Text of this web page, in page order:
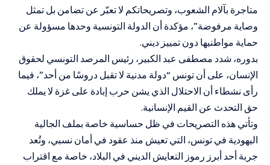
متاجرة بآلام الشعوب، وتصريحاتكم لا تعبّر عن تضامن بل تمثل
وصاية مرفوضة”، مؤكدة أن الدولة التونسية وحدها مسؤولة عن
حماية مواطنيها دون تمييز ديني.
بدوره، شدد مصطفى عبد الكبير، رئيس المرصد التونسي لحقوق
الإنسان، على أن تونس “دولة مدنية لا تقبل دروسًا من أحد”، فيما
رأى نشطاء أن الاحتلال الذي يشن حرب إبادة على غزة لا يملك
حق التحدث عن القيم الإنسانية.
وتأتي هذه التصريحات في ظل حساسية خاصة بملف الجالية
اليهودية في تونس، التي تعيش منذ عقود في أمان نسبي، وتُعد
جربة أحد أبرز رموز التعايش الديني في البلاد، خاصة مع اقتراب